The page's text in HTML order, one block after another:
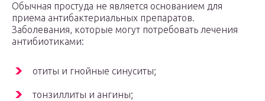
Обычная простуда не является основанием для
приема антибактериальных препаратов.
Заболевания, которые могут потребовать лечения
антибиотиками:
отиты и гнойные синуситы;
тонзиллиты и ангины;